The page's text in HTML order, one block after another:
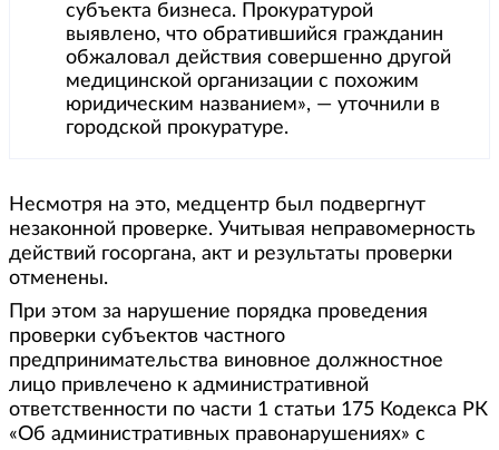
субъекта бизнеса. Прокуратурой
выявлено, что обратившийся гражданин
обжаловал действия совершенно другой
медицинской организации с похожим
юридическим названием», — уточнили в
городской прокуратуре.
Несмотря на это, медцентр был подвергнут
незаконной проверке. Учитывая неправомерность
действий госоргана, акт и результаты проверки
отменены.
При этом за нарушение порядка проведения
проверки субъектов частного
предпринимательства виновное должностное
лицо привлечено к административной
ответственности по части 1 статьи 175 Кодекса РК
«Об административных правонарушениях» с